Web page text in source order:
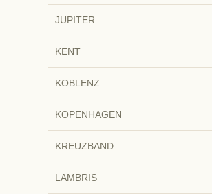
JUPITER
KENT
KOBLENZ
KOPENHAGEN
KREUZBAND
LAMBRIS